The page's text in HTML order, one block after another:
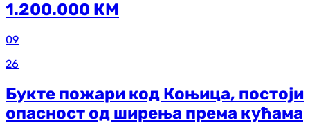
1.200.000 КМ
09
26
Букте пожари код Коњица, постоји
опасност од ширења према кућама